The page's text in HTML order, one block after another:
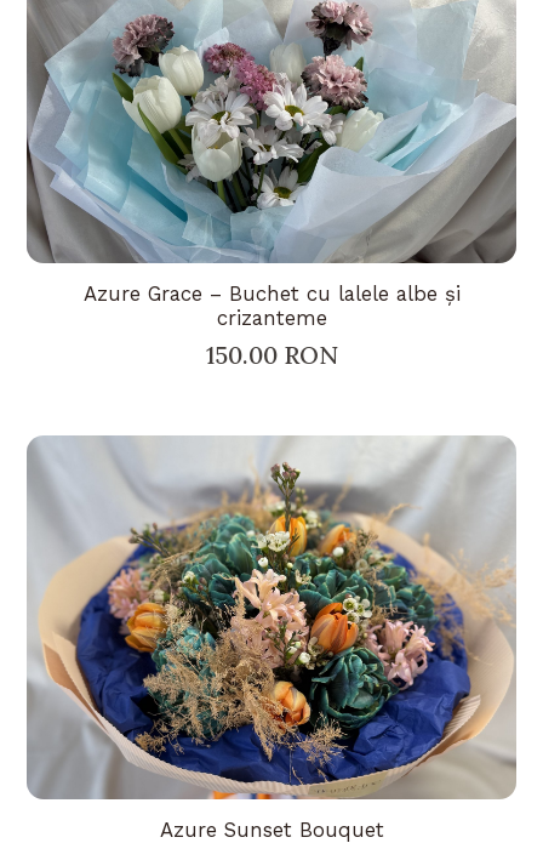
Azure Grace – Buchet cu lalele albe și
crizanteme
150.00 RON
Azure Sunset Bouquet